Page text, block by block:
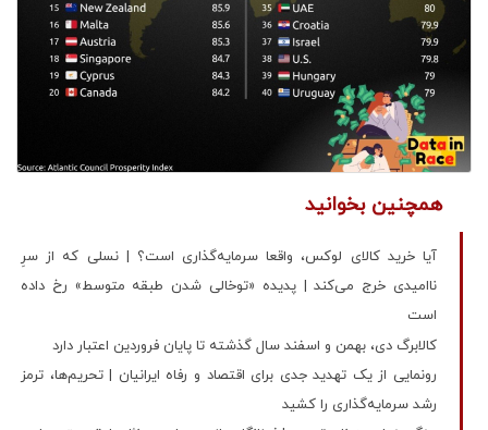
همچنین بخوانید
آیا خرید کالای لوکس، واقعا سرمایه‌گذاری است؟ | نسلی که از سرِ
ناامیدی خرج می‌کند | پدیده «توخالی شدن طبقه متوسط» رخ داده
است
کالابرگ دی‌، بهمن و اسفند سال گذشته تا پایان فروردین اعتبار دارد
رونمایی از یک تهدید جدی برای اقتصاد و رفاه ایرانیان | تحریم‌ها، ترمز
رشد سرمایه‌گذاری را کشید